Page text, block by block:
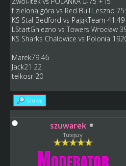
f zielona góra vs Red Bull Leszno
KS Stal Bedford vs PająkTeam 41:49
LStartGniezno vs Towers Wrocław
KS Sharks Chałowice vs Polonia
Marek79 46
Jack21 22
telkosr 20
Szukaj
szuwarek
Tutejszy